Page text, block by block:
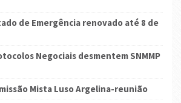
de Emergência renovado até 8 de
Negociais desmentem SNMMP
Mista Luso Argelina-reunião